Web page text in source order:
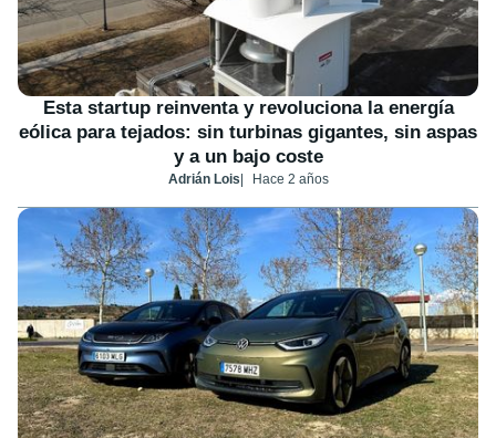
Esta startup reinventa y revoluciona la energía
eólica para tejados: sin turbinas gigantes, sin aspas
y a un bajo coste
Adrián Lois Hace 2 años